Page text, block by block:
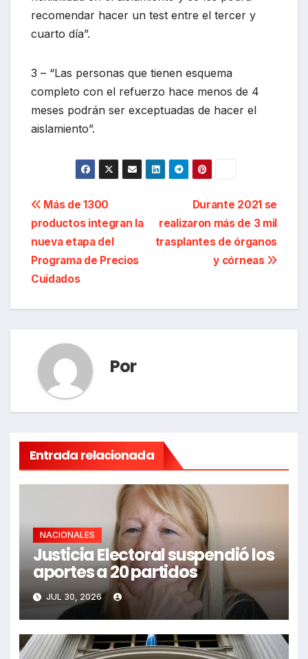
recomendar hacer un test entre el tercer y
cuarto día”.
3 – “Las personas que tienen esquema
completo con el refuerzo hace menos de 4
meses podrán ser exceptuadas de hacer el
aislamiento”.
Navegación
de
entradas
Durante 2021 se
realizaron más de 3 mil
trasplantes de órganos
y córneas
Más de 1300
productos integran la
nueva etapa del
Programa de Precios
Cuidados
Por
Entrada relacionada
NACIONALES
Justicia Electoral suspendió los
aportes a 20 partidos
JUL 30, 2026